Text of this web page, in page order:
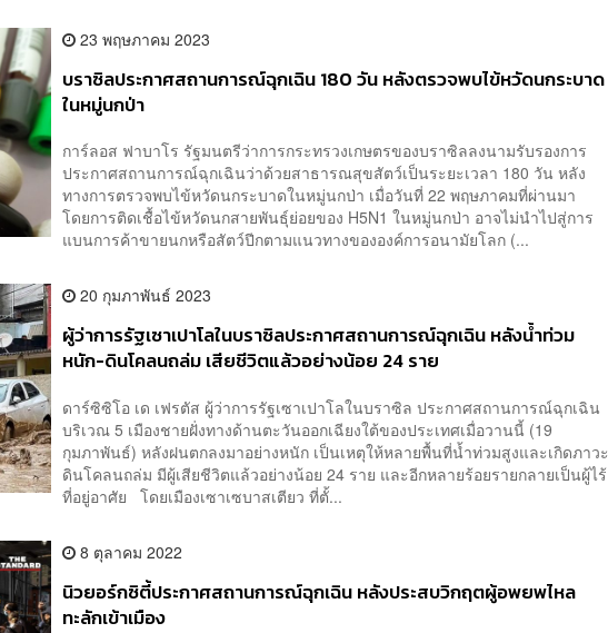
23 พฤษภาคม 2023
บราซิลประกาศสถานการณ์ฉุกเฉิน 180 วัน หลังตรวจพบไข้หวัดนกระบาด
ในหมู่นกป่า
การ์ลอส ฟาบาโร รัฐมนตรีว่าการกระทรวงเกษตรของบราซิลลงนามรับรองการ
ประกาศสถานการณ์ฉุกเฉินว่าด้วยสาธารณสุขสัตว์เป็นระยะเวลา 180 วัน หลัง
ทางการตรวจพบไข้หวัดนกระบาดในหมู่นกป่า เมื่อวันที่ 22 พฤษภาคมที่ผ่านมา
โดยการติดเชื้อไข้หวัดนกสายพันธุ์ย่อยของ H5N1 ในหมู่นกป่า อาจไม่นำไปสู่การ
แบนการค้าขายนกหรือสัตว์ปีกตามแนวทางขององค์การอนามัยโลก (...
20 กุมภาพันธ์ 2023
ผู้ว่าการรัฐเซาเปาโลในบราซิลประกาศสถานการณ์ฉุกเฉิน หลังน้ำท่วม
หนัก-ดินโคลนถล่ม เสียชีวิตแล้วอย่างน้อย 24 ราย
ดาร์ซิซิโอ เด เฟรตัส ผู้ว่าการรัฐเซาเปาโลในบราซิล ประกาศสถานการณ์ฉุกเฉิน
บริเวณ 5 เมืองชายฝั่งทางด้านตะวันออกเฉียงใต้ของประเทศเมื่อวานนี้ (19
กุมภาพันธ์) หลังฝนตกลงมาอย่างหนัก เป็นเหตุให้หลายพื้นที่น้ำท่วมสูงและเกิดภาวะ
ดินโคลนถล่ม มีผู้เสียชีวิตแล้วอย่างน้อย 24 ราย และอีกหลายร้อยรายกลายเป็นผู้ไร้
ที่อยู่อาศัย โดยเมืองเซาเซบาสเตียว ที่ตั้...
8 ตุลาคม 2022
นิวยอร์กซิตี้ประกาศสถานการณ์ฉุกเฉิน หลังประสบวิกฤตผู้อพยพไหล
ทะลักเข้าเมือง